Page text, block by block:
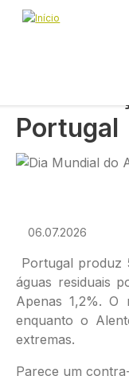
Passar para o
Início
Reutilização
Portugal
Imagem
06.07.2026
Portugal produz
águas residuais
Apenas 1,2%.
enquanto o
extremas.
Parece um